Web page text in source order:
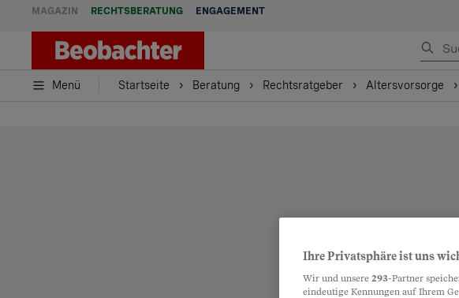
MAGAZIN RECHTSBERATUNG ENGAGEMENT
Menü Startseite Beratung Rechtsratgeber Altersvorsorge
Ihre Privatsphäre ist uns
Wir und unsere 293-Partner
eindeutige Kennungen auf Ihrem